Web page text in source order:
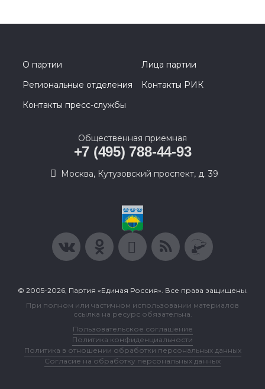
О партии
Лица партии
Региональные отделения
Контакты РИК
Контакты пресс-службы
Общественная приемная
+7 (495) 788-44-93
Москва, Кутузовский проспект, д. 39
© 2005-2026, Партия «Единая Россия». Все права защищены.
При полном или частичном использовании материалов
ссылка на ресурс обязательна.
Пользовательское соглашение
Политика конфиденциальности
Политика в отношении обработки персональных данных
Согласие на обработку персональных данных